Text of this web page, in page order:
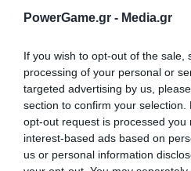
PowerGame.gr - Media.gr
If you wish to opt-out of the sale,
processing of your personal or
targeted advertising by us,
section to confirm your
opt-out request is processed you
interest-based ads based on
us or personal information
ΡΟΗ ΕΙΔΗΣΕΩΝ ΔΗΜΟΦΙΛΗ
14:04 Ο Πόλεμος των Άστρων: Η
SpaceX – Ο ρόλος της
13:33 Η Ελλάδα κερδίζει τους
στον τομέα των
11 κλάδους